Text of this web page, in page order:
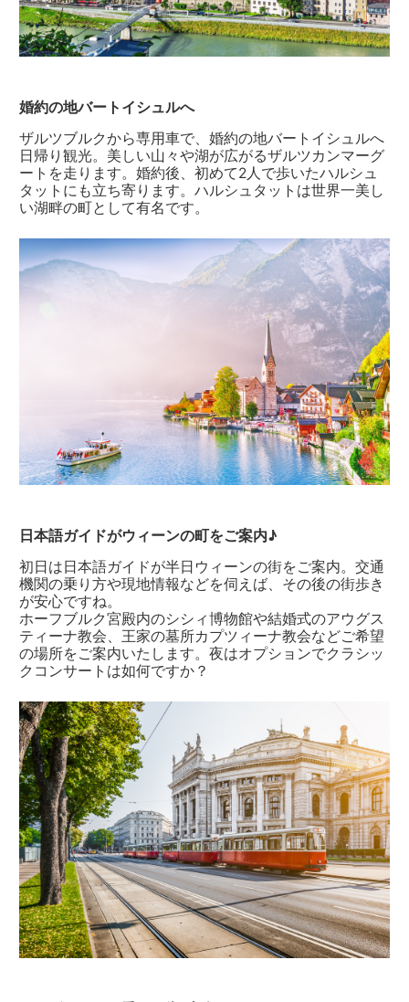
婚約の地バートイシュルへ
ザルツブルクから専用車で、婚約の地バートイシュルへ
日帰り観光。美しい山々や湖が広がるザルツカンマーグ
ートを走ります。婚約後、初めて2人で歩いたハルシュ
タットにも立ち寄ります。ハルシュタットは世界一美し
い湖畔の町として有名です。
日本語ガイドがウィーンの町をご案内♪
初日は日本語ガイドが半日ウィーンの街をご案内。交通
機関の乗り方や現地情報などを伺えば、その後の街歩き
が安心ですね。
ホーフブルク宮殿内のシシィ博物館や結婚式のアウグス
ティーナ教会、王家の墓所カプツィーナ教会などご希望
の場所をご案内いたします。夜はオプションでクラシッ
クコンサートは如何ですか？